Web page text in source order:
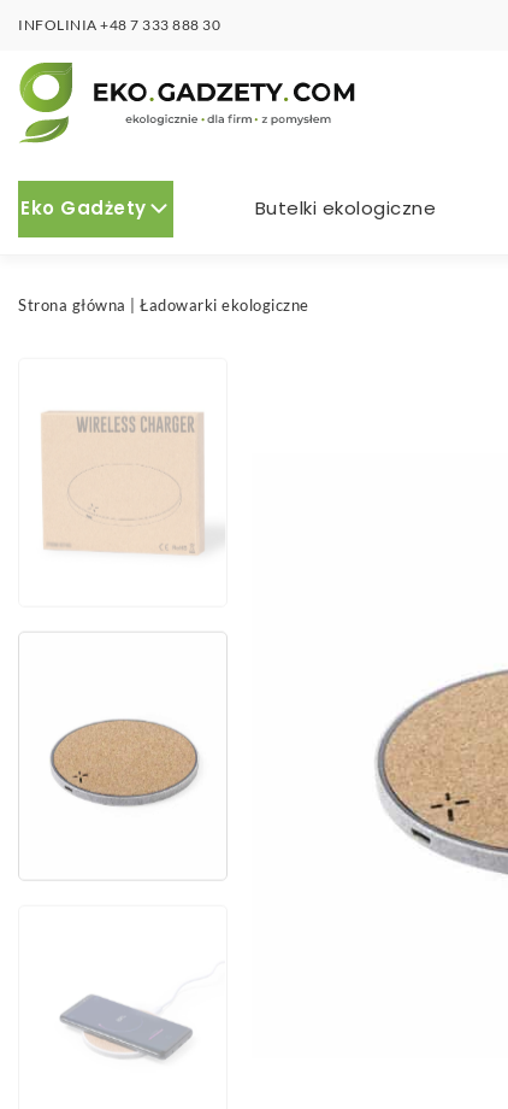
INFOLINIA +48 7 333 888 30
Eko Gadżety Butelki ekologiczne
Strona główna Ładowarki ekologiczne